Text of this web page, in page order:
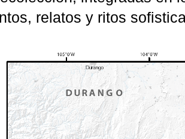
relatos y ritos